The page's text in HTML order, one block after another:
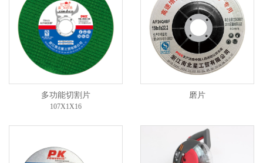
多功能切割片
107X1X16
磨片